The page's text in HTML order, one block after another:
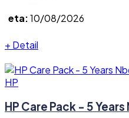
eta:10/08/2026
+ Detail
HP
HP Care Pack - 5